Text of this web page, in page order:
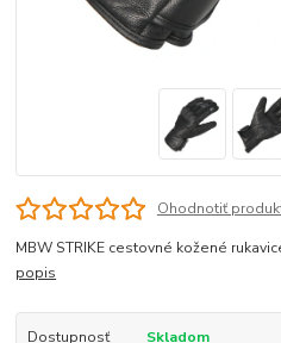
Ohodnotiť
MBW STRIKE cestovné kožené
popis
Dostupnosť
Skladom